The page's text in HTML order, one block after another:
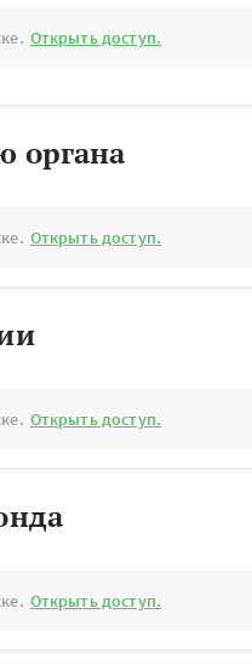
Открыть доступ.
органа
Открыть доступ.
Открыть доступ.
Открыть доступ.